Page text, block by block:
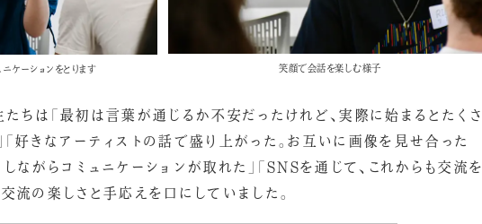
ニケーションをとります 笑顔で会話を楽しむ様子
ちは「最初は言葉が通じるか不安だったけれど、実際に始まるとたくさ
「好きなアーティストの話で盛り上がった。お互いに画像を見せ合った
ながらコミュニケーションが取れた」「SNSを通じて、これからも交流を
流の楽しさと手応えを口にしていました。